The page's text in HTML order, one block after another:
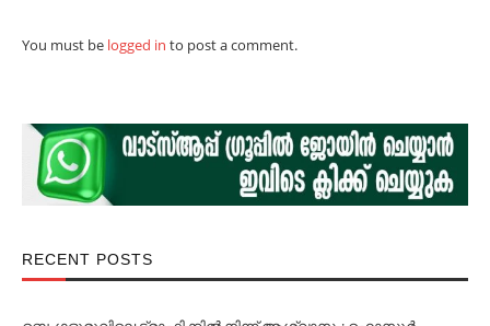
You must be logged in to post a comment.
RECENT POSTS